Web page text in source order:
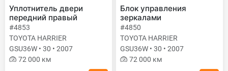
Уплотнитель двери
передний правый
#4853
TOYOTA HARRIER
GSU36W • 30 • 2007
72 000 км
Блок управления
зеркалами
#4850
TOYOTA HARRIER
GSU36W • 30 • 2007
72 000 км